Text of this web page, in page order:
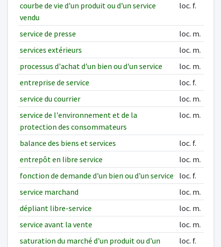
courbe de vie d'un produit ou d'un service
vendu
loc. f.
service de presse
loc. m.
services extérieurs
loc. m.
processus d'achat d'un bien ou d'un service
loc. m.
entreprise de service
loc. f.
service du courrier
loc. m.
service de l'environnement et de la
protection des consommateurs
loc. m.
balance des biens et services
loc. f.
entrepôt en libre service
loc. m.
fonction de demande d'un bien ou d'un service
loc. f.
service marchand
loc. m.
dépliant libre-service
loc. m.
service avant la vente
loc. m.
saturation du marché d'un produit ou d'un
loc. f.